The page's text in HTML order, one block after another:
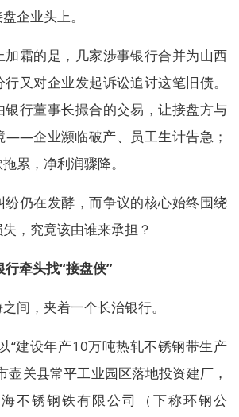
企业头上。
加霜的是，几家涉事银行合并为山西
又对企业发起诉讼追讨这笔旧债。
银行董事长撮合的交易，让接盘方与
——企业濒临破产、员工生计告急；
累，净利润骤降。
纷仍在发酵，而争议的核心始终围绕
，究竟该由谁来承担？
牵头找“接盘侠”
间，夹着一个长治银行。
“建设年产10万吨热轧不锈钢带生产
壶关县常平工业园区落地投资建厂，
不锈钢铁有限公司（下称环钢公